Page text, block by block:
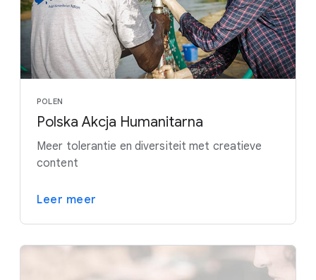
POLEN
Polska Akcja Humanitarna
Meer tolerantie en diversiteit met creatieve
content
Leer meer